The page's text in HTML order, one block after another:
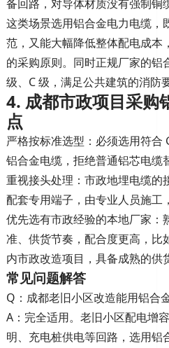
备回路，对导体材质没有强制铜
这类场景选用铝合金电力电缆，
范，又能大幅降低整体配电成本
的采购原则。同时正规厂家的铝
级、C 级，满足公共建筑的消防要
4. 成都市政项目采购
点
严格按标准选型 ：必须选用符
铝合金电缆，拒绝普通铝芯电缆
重视接头处理 ：市政地埋电缆
配套专用端子，由专业人员施工
优先选有市政经验的本地厂家
准、供货节奏，配合度更高，比
内市政改造项目，具备成熟的供
常见问题解答
Q：成都老旧小区改造能用铝合
A：完全适用。老旧小区配电增
明、充电桩供电等回路，选用铝